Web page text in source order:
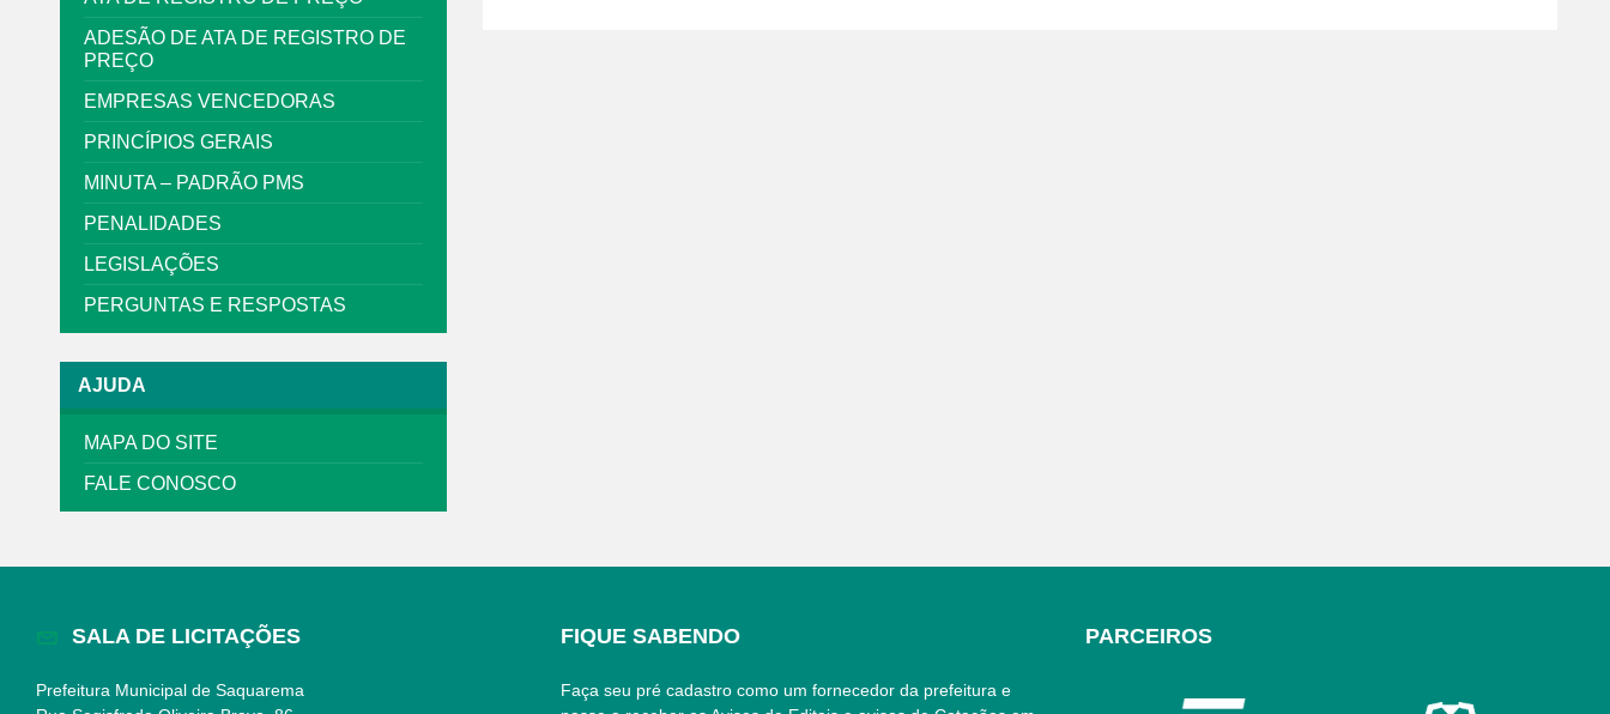
ADESÃO DE ATA DE REGISTRO DE
PREÇO
EMPRESAS VENCEDORAS
PRINCÍPIOS GERAIS
MINUTA – PADRÃO PMS
PENALIDADES
LEGISLAÇÕES
PERGUNTAS E RESPOSTAS
AJUDA
MAPA DO SITE
FALE CONOSCO
SALA DE LICITAÇÕES
Prefeitura Municipal de Saquarema
FIQUE SABENDO
Faça seu pré cadastro como um fornecedor da prefeitura e
PARCEIROS